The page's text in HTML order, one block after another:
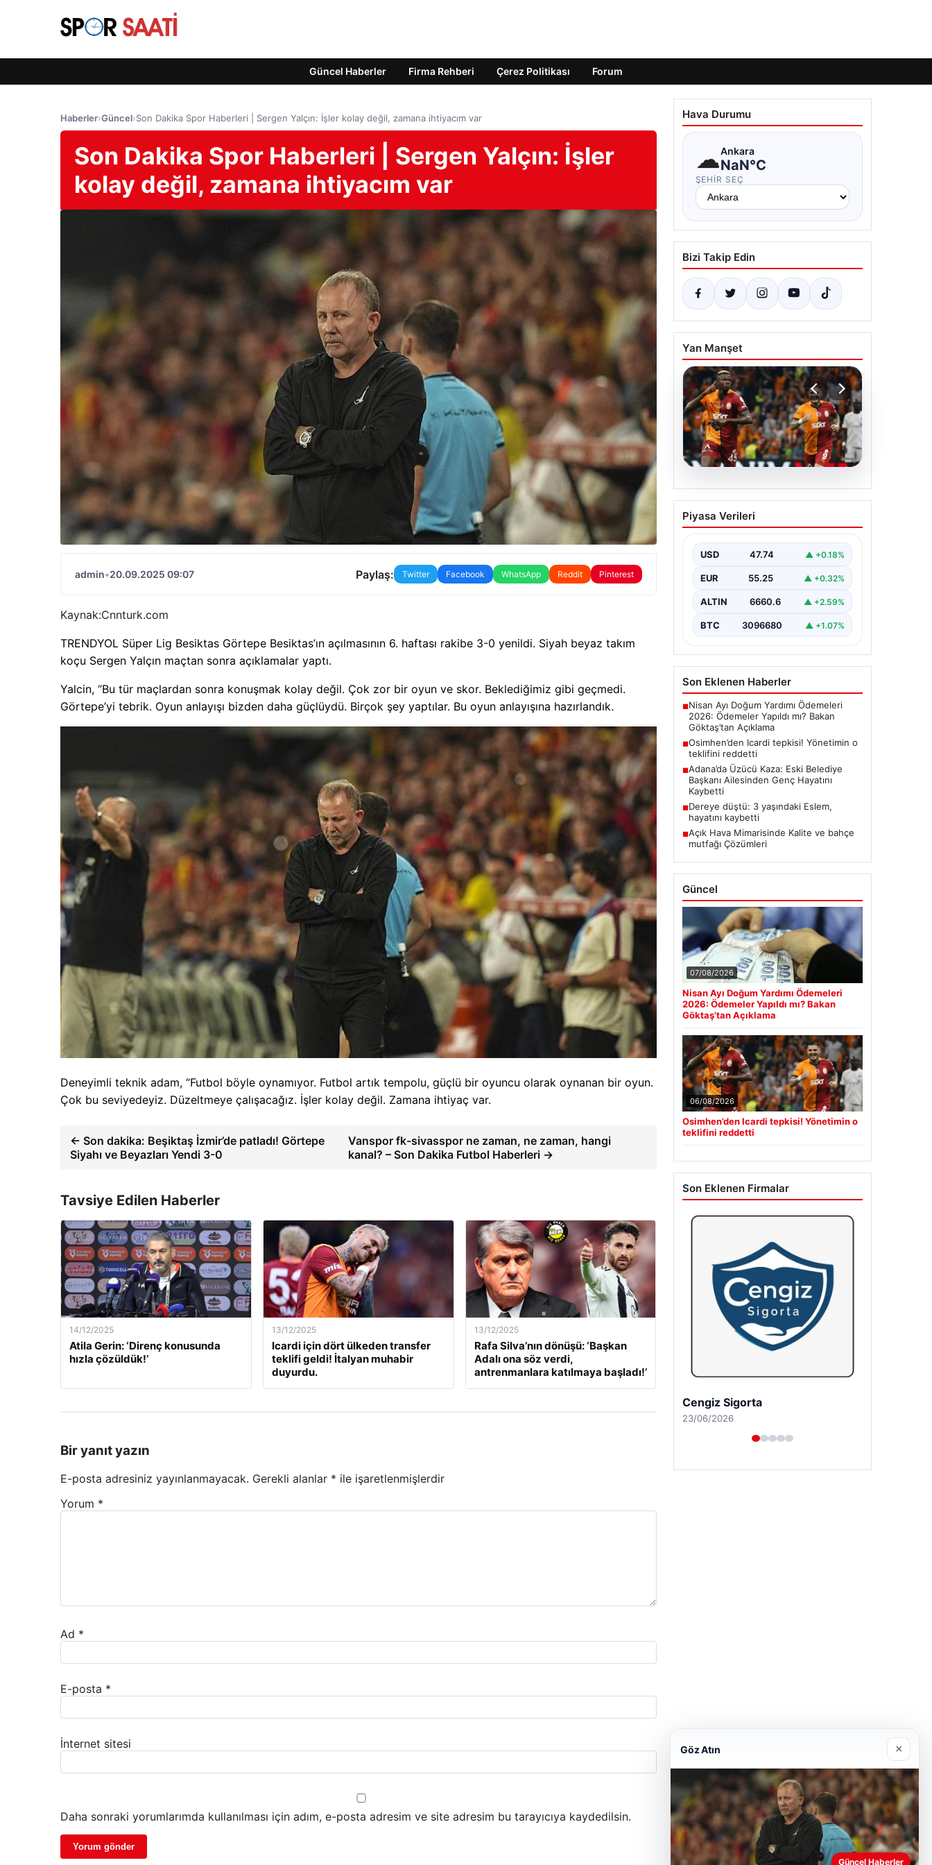
Güncel Haberler Firma Rehberi Çerez Politikası Forum
Haberler›Güncel›Son Dakika Spor Haberleri | Sergen Yalçın: İşler kolay değil, zamana ihtiyacım var
Son Dakika Spor Haberleri | Sergen Yalçın: İşler
kolay değil, zamana ihtiyacım var
admin•20.09.2025 09:07 Paylaş: Twitter Facebook WhatsApp Reddit Pinterest
Kaynak:Cnnturk.com
TRENDYOL Süper Lig Besiktas Görtepe Besiktas’ın açılmasının 6. haftası rakibe 3-0 yenildi. Siyah beyaz takım
koçu Sergen Yalçın maçtan sonra açıklamalar yaptı.
Yalcin, “Bu tür maçlardan sonra konuşmak kolay değil. Çok zor bir oyun ve skor. Beklediğimiz gibi geçmedi.
Görtepe’yi tebrik. Oyun anlayışı bizden daha güçlüydü. Birçok şey yaptılar. Bu oyun anlayışına hazırlandık.
Deneyimli teknik adam, “Futbol böyle oynamıyor. Futbol artık tempolu, güçlü bir oyuncu olarak oynanan bir oyun.
Çok bu seviyedeyiz. Düzeltmeye çalışacağız. İşler kolay değil. Zamana ihtiyaç var.
← Son dakika: Beşiktaş İzmir’de patladı! Görtepe
Siyahı ve Beyazları Yendi 3-0
Vanspor fk-sivasspor ne zaman, ne zaman, hangi
kanal? – Son Dakika Futbol Haberleri →
Tavsiye Edilen Haberler
14/12/2025
Atila Gerin: ‘Direnç konusunda
hızla çözüldük!’
13/12/2025
Icardi için dört ülkeden transfer
teklifi geldi! İtalyan muhabir
duyurdu.
13/12/2025
Rafa Silva’nın dönüşü: ‘Başkan
Adalı ona söz verdi,
antrenmanlara katılmaya başladı!’
Bir yanıt yazın
E-posta adresiniz yayınlanmayacak. Gerekli alanlar * ile işaretlenmişlerdir
Yorum *
Ad *
E-posta *
İnternet sitesi
Daha sonraki yorumlarımda kullanılması için adım, e-posta adresim ve site adresim bu tarayıcıya kaydedilsin.
Hava Durumu
☁Ankara
NaN°C
ŞEHIR SEÇ
Bizi Takip Edin
Yan Manşet
06.08.2026
Osimhen’den Icardi
tepkisi! Yönetimin o
Piyasa Verileri
USD 47.74 ▲ +0.18%
EUR 55.25 ▲ +0.32%
ALTIN 6660.6 ▲ +2.59%
BTC 3096680 ▲ +1.07%
Son Eklenen Haberler
■Nisan Ayı Doğum Yardımı Ödemeleri
2026: Ödemeler Yapıldı mı? Bakan
Göktaş’tan Açıklama
■Osimhen’den Icardi tepkisi! Yönetimin o
teklifini reddetti
■Adana’da Üzücü Kaza: Eski Belediye
Başkanı Ailesinden Genç Hayatını
Kaybetti
■Dereye düştü: 3 yaşındaki Eslem,
hayatını kaybetti
■Açık Hava Mimarisinde Kalite ve bahçe
mutfağı Çözümleri
Güncel
07/08/2026
Nisan Ayı Doğum Yardımı Ödemeleri
2026: Ödemeler Yapıldı mı? Bakan
Göktaş’tan Açıklama
06/08/2026
Osimhen’den Icardi tepkisi! Yönetimin o
teklifini reddetti
Son Eklenen Firmalar
Hastaş Beton
26/05/2026
Göz Atın ×
Güncel Haberler